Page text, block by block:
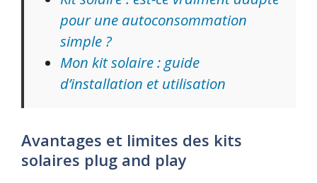
pour une autoconsommation
simple ?
Mon kit solaire : guide
d’installation et utilisation
Avantages et limites des kits
solaires plug and play